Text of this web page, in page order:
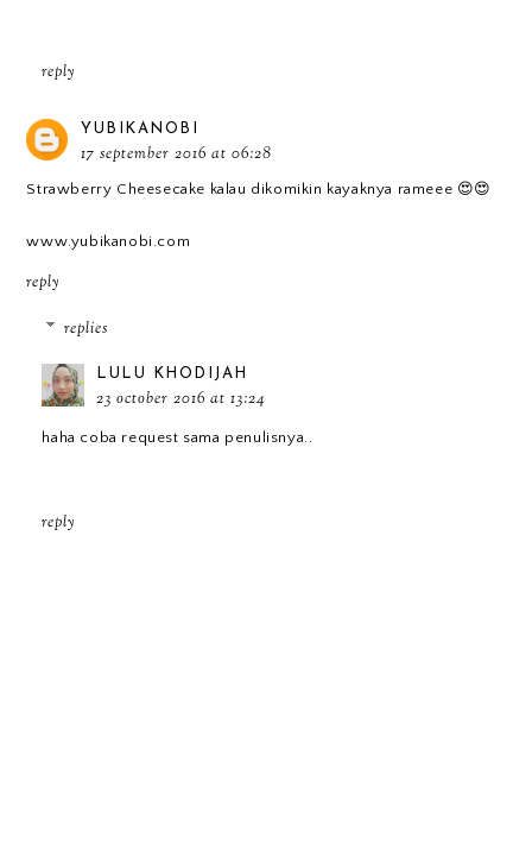
reply
YUBIKANOBI
17 september 2016 at 06:28
Strawberry Cheesecake kalau dikomikin kayaknya rameee 😍😍
www.yubikanobi.com
reply
replies
LULU KHODIJAH
23 october 2016 at 13:24
haha coba request sama penulisnya..
reply